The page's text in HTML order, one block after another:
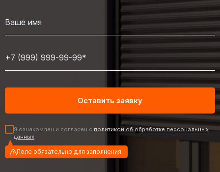
Я ознакомлен и согласен с политикой об обработке персональных
данных
Поле обязательно для заполнения